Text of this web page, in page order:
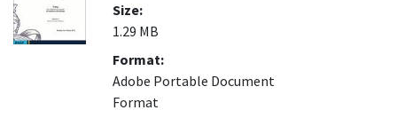
Size:
1.29 MB
Format:
Adobe Portable Document
Format